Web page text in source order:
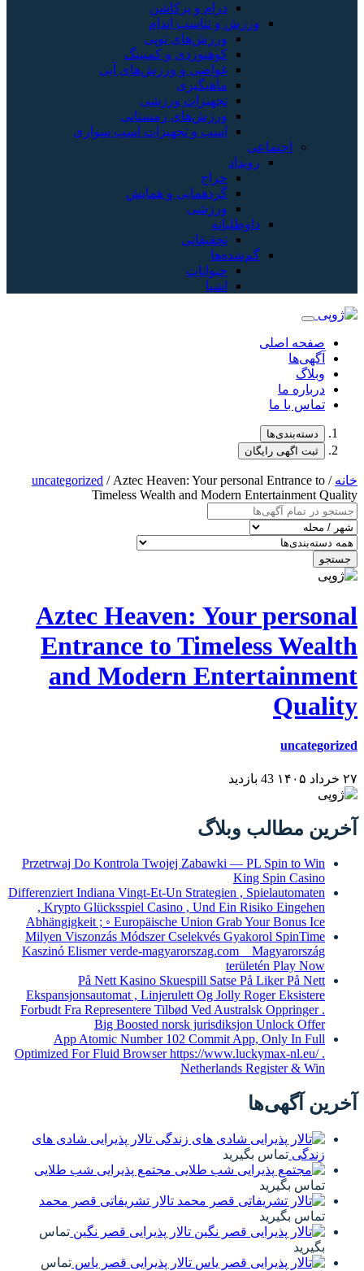
uncategorized/
Aztec
and
Przetrwaj Do
Differenziert Indiana
, Krypto
Abhängigkeit ; ◦
Milyen Viszonzás
Kaszinó Elismer
På Nett
Forbudt Fra
App Atomic
Optimized For
شادی های
شب طلایی
قصر محمد
قصر نگینتماس
قصر یاستماس